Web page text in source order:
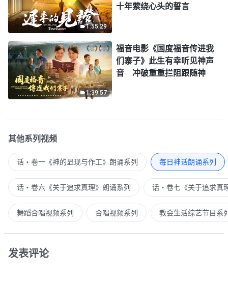
1:55:29
十年萦绕心头的誓言
1:39:57
福音电影《国度福音传进我
们寨子》此生有幸听见神声
音 冲破重重拦阻跟随神
其他系列视频
话・卷一《神的显现与作工》朗诵系列 每日神话朗诵系列
话・卷六《关于追求真理》朗诵系列 话・卷七《关于追求真
舞蹈合唱视频系列 合唱视频系列 教会生活综艺节目系
发表评论